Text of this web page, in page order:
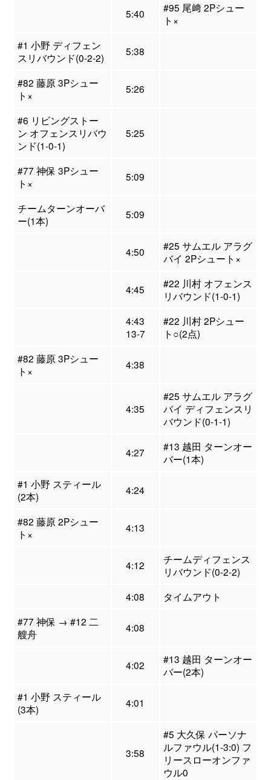
5:40
#95 尾﨑 2Pシュー
ト×
#1 小野 ディフェン
スリバウンド(0-2-2)
5:38
#82 藤原 3Pシュー
ト×
5:26
#6 リビングストー
ン オフェンスリバウ
ンド(1-0-1)
5:25
#77 神保 3Pシュー
ト×
5:09
チームターンオーバ
ー(1本)
5:09
4:50
#25 サムエル アラグ
バイ 2Pシュート×
4:45
#22 川村 オフェンス
リバウンド(1-0-1)
4:43
13-7
#22 川村 2Pシュー
ト○(2点)
#82 藤原 3Pシュー
ト×
4:38
4:35
#25 サムエル アラグ
バイ ディフェンスリ
バウンド(0-1-1)
4:27
#13 越田 ターンオー
バー(1本)
#1 小野 スティール
(2本)
4:24
#82 藤原 2Pシュー
ト×
4:13
4:12
チームディフェンス
リバウンド(0-2-2)
4:08
タイムアウト
#77 神保 → #12 二
艘舟
4:08
4:02
#13 越田 ターンオー
バー(2本)
#1 小野 スティール
(3本)
4:01
3:58
#5 大久保 パーソナ
ルファウル(1-3:0) フ
リースローオンファ
ウル0